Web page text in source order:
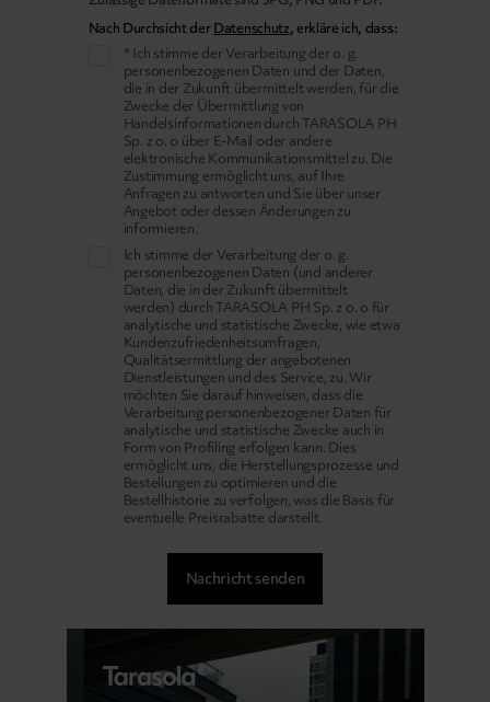
Nach Durchsicht derDatenschutz, erkläre ich, dass:
* Ich stimme der Verarbeitung der o. g.
personenbezogenen Daten und der Daten,
die in der Zukunft übermittelt werden, für die
Zwecke der Übermittlung von
Handelsinformationen durch TARASOLA PH
Sp. z o. o über E-Mail oder andere
elektronische Kommunikationsmittel zu. Die
Zustimmung ermöglicht uns, auf Ihre
Anfragen zu antworten und Sie über unser
Angebot oder dessen Änderungen zu
informieren.
Ich stimme der Verarbeitung der o. g.
personenbezogenen Daten (und anderer
Daten, die in der Zukunft übermittelt
werden) durch TARASOLA PH Sp. z o. o für
analytische und statistische Zwecke, wie etwa
Kundenzufriedenheitsumfragen,
Qualitätsermittlung der angebotenen
Dienstleistungen und des Service, zu. Wir
möchten Sie darauf hinweisen, dass die
Verarbeitung personenbezogener Daten für
analytische und statistische Zwecke auch in
Form von Profiling erfolgen kann. Dies
ermöglicht uns, die Herstellungsprozesse und
Bestellungen zu optimieren und die
Bestellhistorie zu verfolgen, was die Basis für
eventuelle Preisrabatte darstellt.